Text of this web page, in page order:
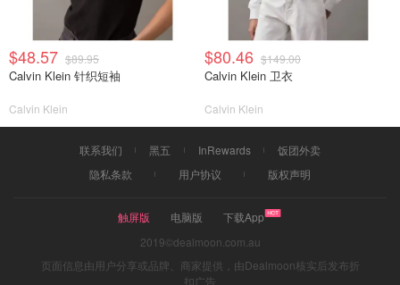
$48.57 $89.95
Calvin Klein 针织短袖
Calvin Klein
$80.46 $149.00
Calvin Klein 卫衣
Calvin Klein
联系我们 黑五 InRewards
饭团外卖
隐私条款
用户协议 版权声明
触屏版 电脑版
下载App
2019©dealmoon.com.au
页面信息由用户分享或品牌、商家提供，由Dealmoon核实后发布折
扣广告